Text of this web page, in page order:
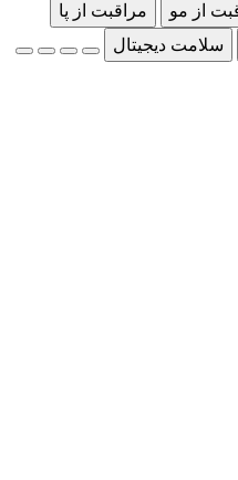
از مو
مراقبت از پا
سلامت دیجیتال